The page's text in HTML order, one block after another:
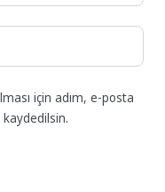
için adım, e-posta